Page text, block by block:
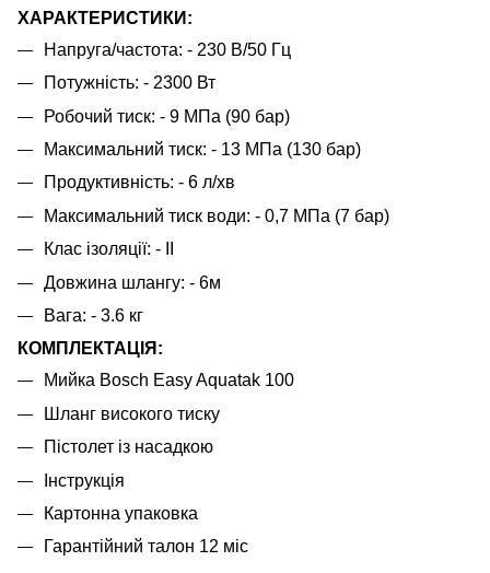
ХАРАКТЕРИСТИКИ:
Напруга/частота: - 230 В/50 Гц
Потужність: - 2300 Вт
Робочий тиск: - 9 МПа (90 бар)
Максимальний тиск: - 13 МПа (130 бар)
Продуктивність: - 6 л/хв
Максимальний тиск води: - 0,7 МПа (7 бар)
Клас ізоляції: - II
Довжина шлангу: - 6м
Вага: - 3.6 кг
КОМПЛЕКТАЦІЯ:
Мийка Bosch Easy Aquatak 100
Шланг високого тиску
Пістолет із насадкою
Інструкція
Картонна упаковка
Гарантійний талон 12 міс